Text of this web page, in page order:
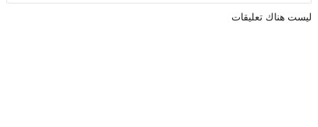
ليست هناك تعليقات